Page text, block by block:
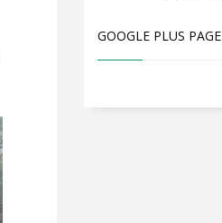
GOOGLE PLUS PAGE